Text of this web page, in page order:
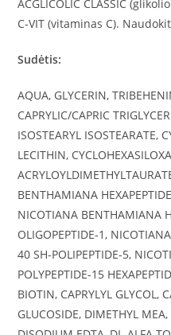
ACGLICOLIC CLASSIC
C-VIT (vitaminas C).
Sudėtis:
AQUA, GLYCERIN,
CAPRYLIC/CAPRIC
ISOSTEARYL ISOSTEARATE,
LECITHIN,
BENTHAMIANA
NICOTIANA BENTHAMIANA
OLIGOPEPTIDE-1,
40 SH-POLIPEPTIDE-5,
POLYPEPTIDE-15
BIOTIN, CAPRYLYL GLYCOL,
GLUCOSIDE, DIMETHYL